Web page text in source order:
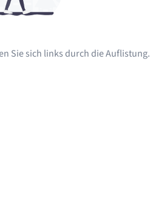
Sie sich links durch die Auflistung.